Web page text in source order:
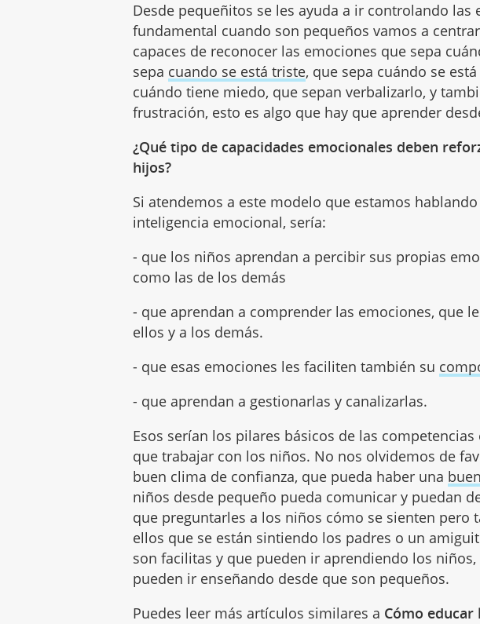
Desde pequeñitos se les ayuda a ir controlando las
fundamental cuando son pequeños vamos a
capaces de reconocer las emociones que sepa
sepa cuando se está triste, que sepa cuándo se
cuándo tiene miedo, que sepan verbalizarlo, y
frustración, esto es algo que hay que aprender
¿Qué tipo de capacidades emocionales deben
hijos?
Si atendemos a este modelo que estamos
inteligencia emocional, sería:
- que los niños aprendan a percibir sus propias
como las de los demás
- que aprendan a comprender las emociones, que
ellos y a los demás.
- que esas emociones les faciliten también su
- que aprendan a gestionarlas y canalizarlas.
Esos serían los pilares básicos de las
que trabajar con los niños. No nos olvidemos de
buen clima de confianza, que pueda haber una
niños desde pequeño pueda comunicar y puedan
que preguntarles a los niños cómo se sienten pero
ellos que se están sintiendo los padres o un
son facilitas y que pueden ir aprendiendo los
pueden ir enseñando desde que son pequeños.
Puedes leer más artículos similares a Cómo educar